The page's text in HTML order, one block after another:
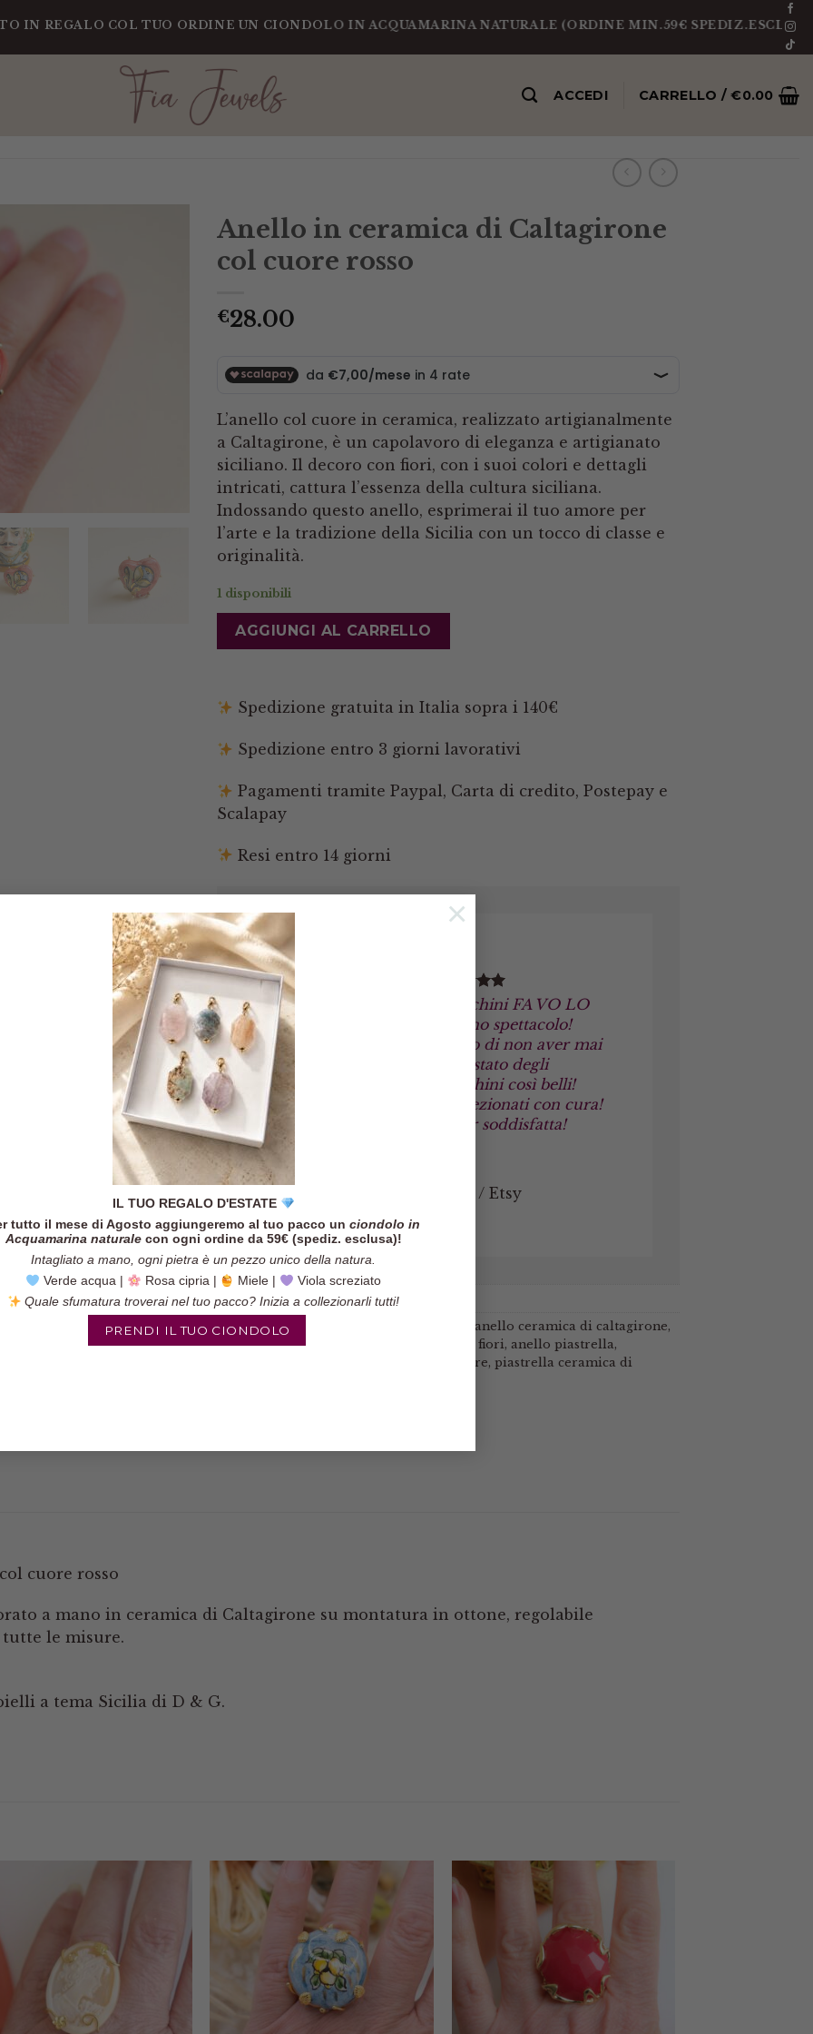
IL TUO REGALO D'ESTATE
tutto il mese di Agosto aggiungeremo al tuo pacco un ciondolo in
Acquamarina naturalecon ogni ordine da 59€ (spediz. esclusa)!
Intagliato a mano, ogni pietra è un pezzo unico della natura.
Verde acqua |
Rosa cipria | Miele |
Viola screziato
Quale sfumatura troverai nel tuo pacco? Inizia a collezionarli tutti!
PRENDI IL TUO CIONDOLO
×
COL TUO ORDINE UN CIONDOLO IN ACQUAMARINA NATURALE (ORDINE MIN.59€ SPEDIZ.ESCLUSA)
ACCEDI CARRELLO /€0.00
Anello in ceramica di Caltagirone
col cuore rosso
€28.00
L’anello col cuore in ceramica, realizzato artigianalmente
a Caltagirone, è un capolavoro di eleganza e artigianato
siciliano. Il decoro con fiori, con i suoi colori e dettagli
intricati, cattura l’essenza della cultura siciliana.
Indossando questo anello, esprimerai il tuo amore per
l’arte e la tradizione della Sicilia con un tocco di classe e
originalità.
1 disponibili
AGGIUNGI AL CARRELLO
Spedizione gratuita in Italia sopra i 140€
Spedizione entro 3 giorni lavorativi
Pagamenti tramite Paypal, Carta di credito, Postepay e
Scalapay
Resi entro 14 giorni
Tutto okay sia nella
qualità dell'oggetto
acquistato sia nella
spedizione. Negozio
Etsy
Orecchini FA VO LO
SI! Uno spettacolo!
Credo di non aver mai
acquistato degli
orecchini così belli!
Confezionati con cura!
Super soddisfatta!
/ Etsy
Categorie:Anelli,Anelli siciliani
Tag: anello artigianale anello ceramica di caltagirone,
anello cuore,anello fatto a mano anello fiori , anello piastrella ,
cuore, piastrella ceramica di
cuore rosso
a mano in ceramica di Caltagirone su montatura in ottone, regolabile
le misure.
a tema Sicilia di D & G.